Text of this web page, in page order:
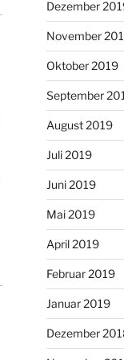
Dezember
November
Oktober 2019
September
August 2019
Juli 2019
Juni 2019
Mai 2019
April 2019
Februar 2019
Januar 2019
Dezember